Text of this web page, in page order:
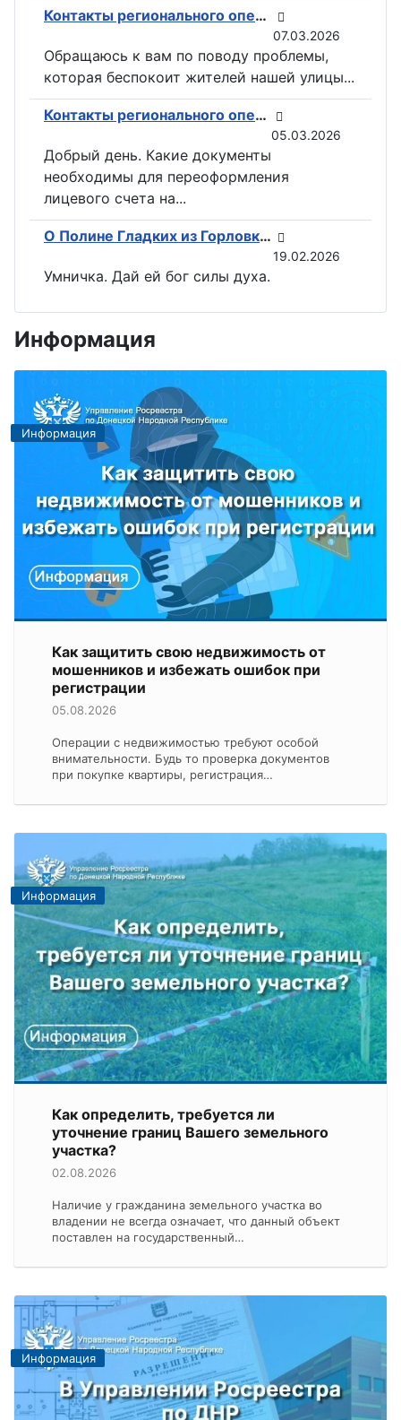
Контакты регионального оператора по вывозу ТКО ГУП «ДОНСНАБКОМПЛЕКТ» в Горловке
07.03.2026
Обращаюсь к вам по поводу проблемы,
которая беспокоит жителей нашей улицы...
Контакты регионального оператора по вывозу ТКО ГУП «ДОНСНАБКОМПЛЕКТ» в Горловке
05.03.2026
Добрый день. Какие документы
необходимы для переоформления
лицевого счета на...
О Полине Гладких из Горловки снимут документальный фильм
19.02.2026
Умничка. Дай ей бог силы духа.
Информация
Информация
Как защитить свою недвижимость от
мошенников и избежать ошибок при
регистрации
05.08.2026
Операции с недвижимостью требуют особой
внимательности. Будь то проверка документов
при покупке квартиры, регистрация…
Информация
Как определить, требуется ли
уточнение границ Вашего земельного
участка?
02.08.2026
Наличие у гражданина земельного участка во
владении не всегда означает, что данный объект
поставлен на государственный…
Информация